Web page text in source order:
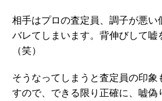
相手はプロの査定員、調子が悪い
バレてしまいます。背伸びして嘘
（笑）
そうなってしまうと査定員の印象
すので、できる限り正確に、嘘偽